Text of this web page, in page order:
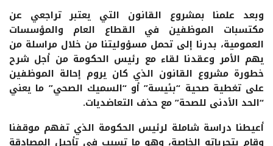
وبعد علمنا بمشروع القانون التي يعتبر تراجعي عن
مكتسبات الموظفين في القطاع العام والمؤسسات
العمومية، بدرنا إلى تحمل مسؤوليتنا من خلال مراسلة من
يهم الأمر وعقدنا لقاء مع رئيس الحكومة من أجل شرح
خطورة مشروع القانون الذي كان يروم إحالة الموظفين
على تغطية صحية “بئيسة” أو “السميك الصحي” ما يعني
“الحد الأدنى للصحة” مع حذف التعاضديات.
أعيطنا دراسة شاملة لرئيس الحكومة الذي تفهم موقفنا